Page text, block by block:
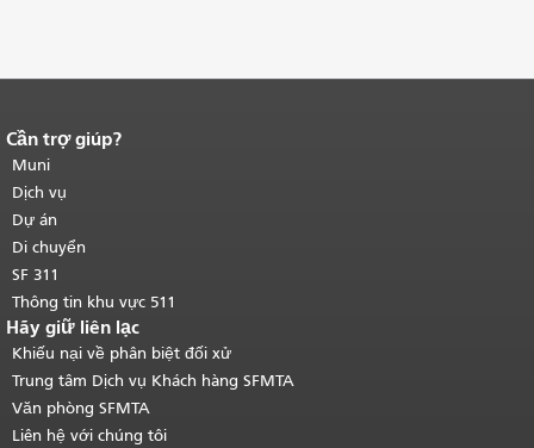
Kết thúc nội dung trang.
của trang này được lặp lại trên mọi
trang.Quay lại đầu trang nội dung
chính.
Cần trợ giúp?
Muni
Dịch vụ
Dự án
Di chuyển
SF 311
Thông tin khu vực 511
Hãy giữ liên lạc
Khiếu nại về phân biệt đối xử
Trung tâm Dịch vụ Khách hàng SFMTA
Văn phòng SFMTA
Liên hệ với chúng tôi